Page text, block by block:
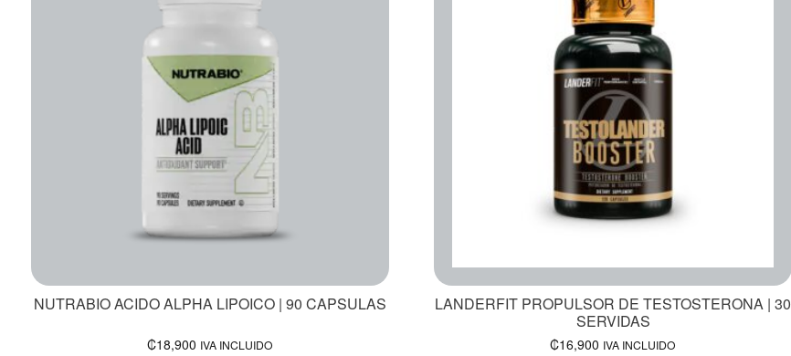
NUTRABIO ACIDO ALPHA LIPOICO | 90 CAPSULAS
₡18,900 IVA INCLUIDO
LANDERFIT PROPULSOR DE TESTOSTERONA | 30
SERVIDAS
₡16,900 IVA INCLUIDO